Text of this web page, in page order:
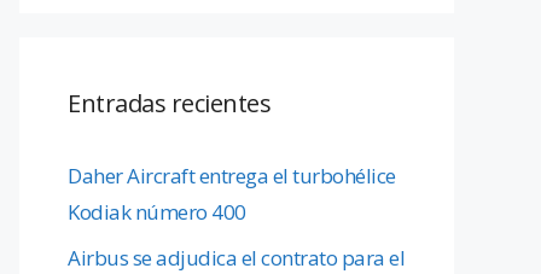
Entradas recientes
Daher Aircraft entrega el turbohélice
Kodiak número 400
Airbus se adjudica el contrato para el